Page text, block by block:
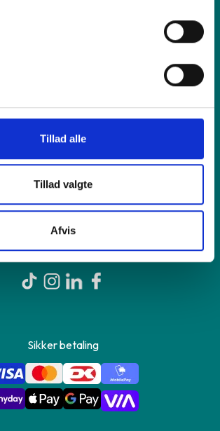
Tillad alle
Tillad valgte
Afvis
Sikker betaling